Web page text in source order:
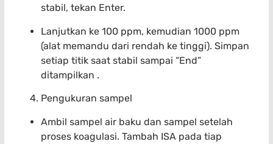
stabil, tekan Enter.
Lanjutkan ke 100 ppm, kemudian 1000 ppm
(alat memandu dari rendah ke tinggi). Simpan
setiap titik saat stabil sampai “End”
ditampilkan .
Pengukuran sampel
Ambil sampel air baku dan sampel setelah
proses koagulasi. Tambah ISA pada tiap